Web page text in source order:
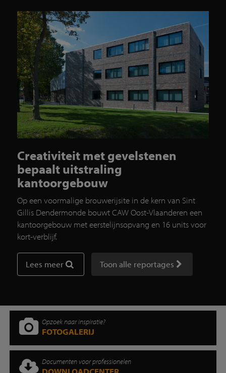
Creativiteit met gevelstenen
bepaalt uitstraling
kantoorgebouw
Op een voormalige brouwerijsite in de kern van Sint
Gillis Dendermonde bouwt CAW Oost-Vlaanderen een
kantoorgebouw met eerstelijnsopvang en 16 units voor
kort-verblijf.
Lees meer Toon alle reportages
Opzoek naar inspiratie?
FOTOGALERIJ
Documenten voor professionelen